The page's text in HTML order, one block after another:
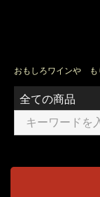
おもしろワインや も